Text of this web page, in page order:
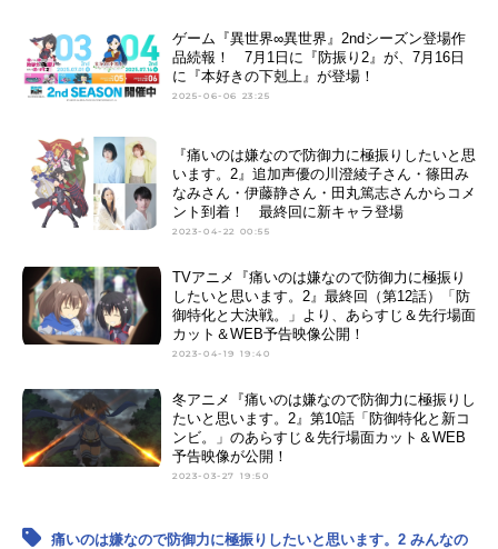
ゲーム『異世界∞異世界』2ndシーズン登場作
品続報！ 7月1日に『防振り2』が、7月16日
に『本好きの下剋上』が登場！
2025-06-06 23:25
『痛いのは嫌なので防御力に極振りしたいと思
います。2』追加声優の川澄綾子さん・篠田み
なみさん・伊藤静さん・田丸篤志さんからコメ
ント到着！ 最終回に新キャラ登場
2023-04-22 00:55
TVアニメ『痛いのは嫌なので防御力に極振り
したいと思います。2』最終回（第12話）「防
御特化と大決戦。」より、あらすじ＆先行場面
カット＆WEB予告映像公開！
2023-04-19 19:40
冬アニメ『痛いのは嫌なので防御力に極振りし
たいと思います。2』第10話「防御特化と新コ
ンビ。」のあらすじ＆先行場面カット＆WEB
予告映像が公開！
2023-03-27 19:50
痛いのは嫌なので防御力に極振りしたいと思います。2 みんなの